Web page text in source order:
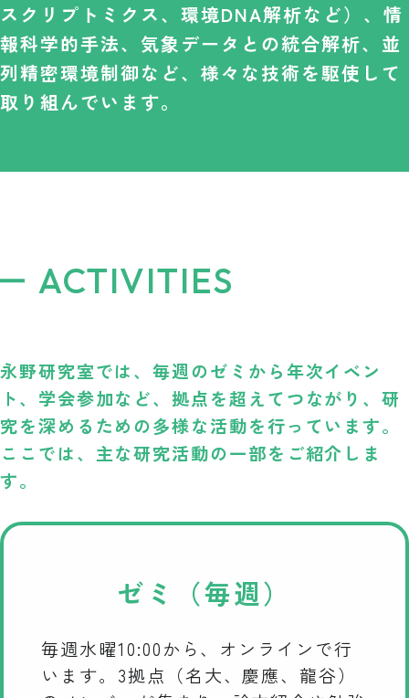
スクリプトミクス、環境DNA解析など）、情
報科学的手法、気象データとの統合解析、並
列精密環境制御など、様々な技術を駆使して
取り組んでいます。
ACTIVITIES
永野研究室では、毎週のゼミから年次イベン
ト、学会参加など、拠点を超えてつながり、研
究を深めるための多様な活動を行っています。
ここでは、主な研究活動の一部をご紹介しま
す。
ゼミ（毎週）
毎週水曜10:00から、オンラインで行
います。3拠点（名大、慶應、龍谷）